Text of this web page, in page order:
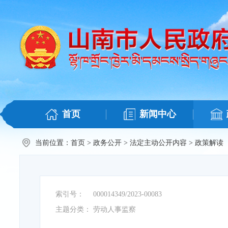
首页 新闻中心
当前位置： 首页 > 政务公开 > 法定主动公开内容 > 政策解读
索引号：
000014349/2023-00083
主题分类：
劳动人事监察